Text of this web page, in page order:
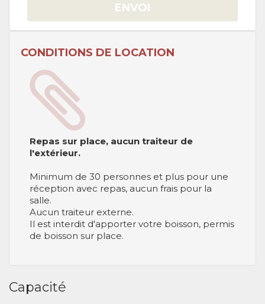
ENVOI
CONDITIONS DE LOCATION
Repas sur place, aucun traiteur de
l'extérieur.
Minimum de 30 personnes et plus pour une
réception avec repas, aucun frais pour la
salle.
Aucun traiteur externe.
Il est interdit d'apporter votre boisson, permis
de boisson sur place.
Capacité